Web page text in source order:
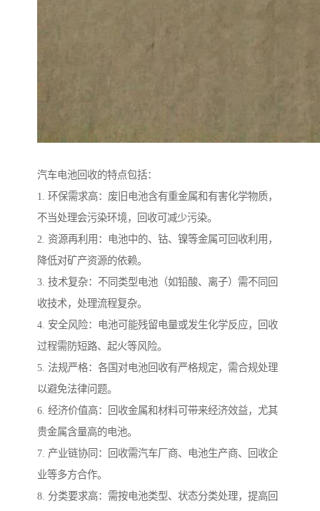
汽车电池回收的特点包括：
1. 环保需求高：废旧电池含有重金属和有害化学物质，
不当处理会污染环境，回收可减少污染。
2. 资源再利用：电池中的、钴、镍等金属可回收利用，
降低对矿产资源的依赖。
3. 技术复杂：不同类型电池（如铅酸、离子）需不同回
收技术，处理流程复杂。
4. 安全风险：电池可能残留电量或发生化学反应，回收
过程需防短路、起火等风险。
5. 法规严格：各国对电池回收有严格规定，需合规处理
以避免法律问题。
6. 经济价值高：回收金属和材料可带来经济效益，尤其
贵金属含量高的电池。
7. 产业链协同：回收需汽车厂商、电池生产商、回收企
业等多方合作。
8. 分类要求高：需按电池类型、状态分类处理，提高回